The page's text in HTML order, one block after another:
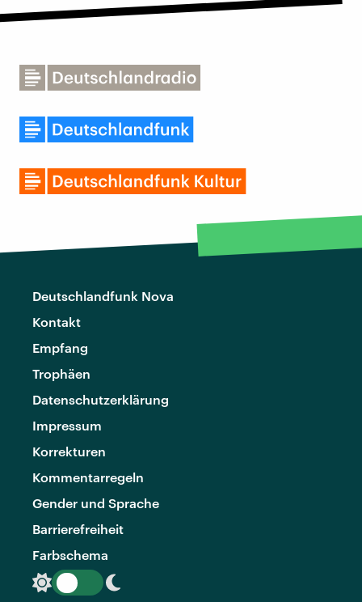
Deutschlandfunk Nova
Kontakt
Empfang
Trophäen
Datenschutzerklärung
Impressum
Korrekturen
Kommentarregeln
Gender und Sprache
Barrierefreiheit
Farbschema